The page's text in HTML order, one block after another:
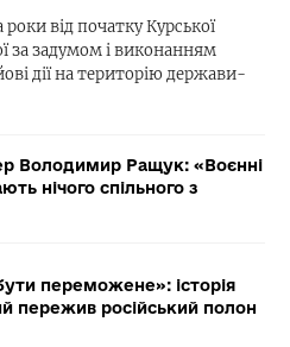
від початку Курської
за задумом і виконанням
дії на територію держави-
Володимир Ращук: «Воєнні
нічого спільного з
переможене»: історія
пережив російський полон